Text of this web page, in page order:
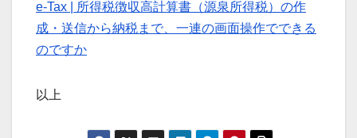
e-Tax | 所得税徴収高計算書（源泉所得税）の作
成・送信から納税まで、一連の画面操作でできる
のですか
以上